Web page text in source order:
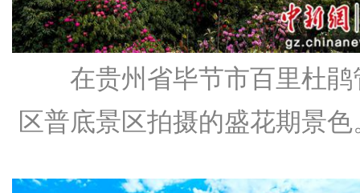
在贵州省毕节市百里杜鹃
区普底景区拍摄的盛花期景色